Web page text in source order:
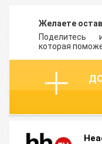
Желаете
Поделитесь
которая